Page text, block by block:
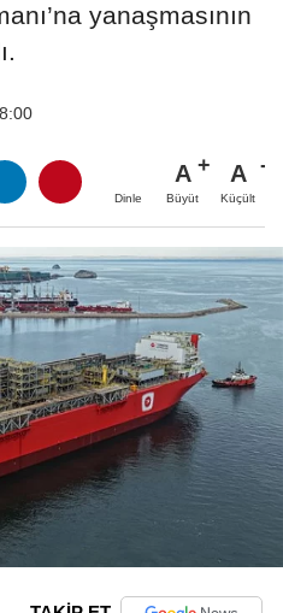
yanaşmasının
Dinle
A
Büyüt
A
Küçült